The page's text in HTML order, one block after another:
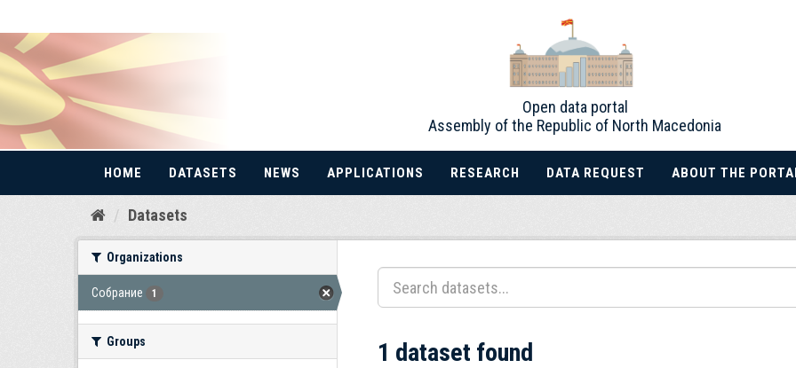
Skip
Open data portal
Assembly of the Republic of North Macedonia
HOME DATASETS NEWS APPLICATIONS RESEARCH DATA REQUEST ABOUT THE
Datasets
Organizations
Собрание 1
Groups 1 dataset found